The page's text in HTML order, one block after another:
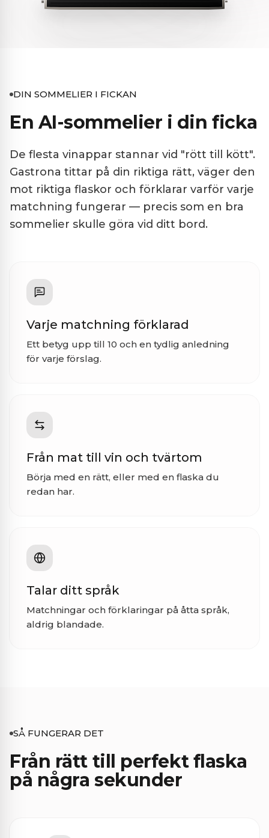
DIN SOMMELIER I FICKAN
En AI-sommelier i din ficka
De flesta vinappar stannar vid "rött till kött".
Gastrona tittar på din riktiga rätt, väger den
mot riktiga flaskor och förklarar varför varje
matchning fungerar — precis som en bra
sommelier skulle göra vid ditt bord.
Varje matchning förklarad
Ett betyg upp till 10 och en tydlig anledning
för varje förslag.
Från mat till vin och tvärtom
Börja med en rätt, eller med en flaska du
redan har.
Talar ditt språk
Matchningar och förklaringar på åtta språk,
aldrig blandade.
SÅ FUNGERAR DET
Från rätt till perfekt flaska
på några sekunder